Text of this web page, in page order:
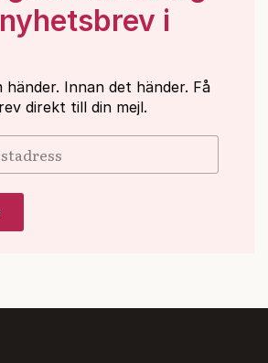
i
händer. Innan det händer. Få
direkt till din mejl.